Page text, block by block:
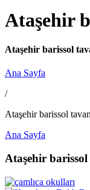
Ataşehir
Ataşehir barissol
Ana Sayfa
/
Ataşehir barissol tavan
Ana Sayfa
Ataşehir